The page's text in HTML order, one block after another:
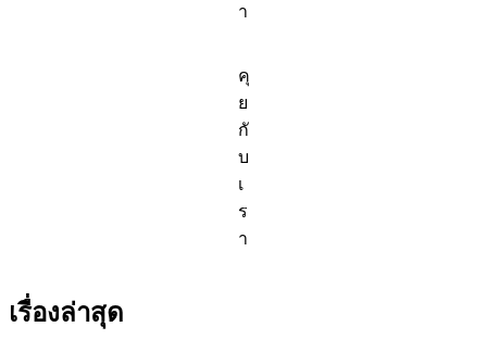
า
คุ
ย
กั
บ
เ
ร
า
เรื่องล่าสุด